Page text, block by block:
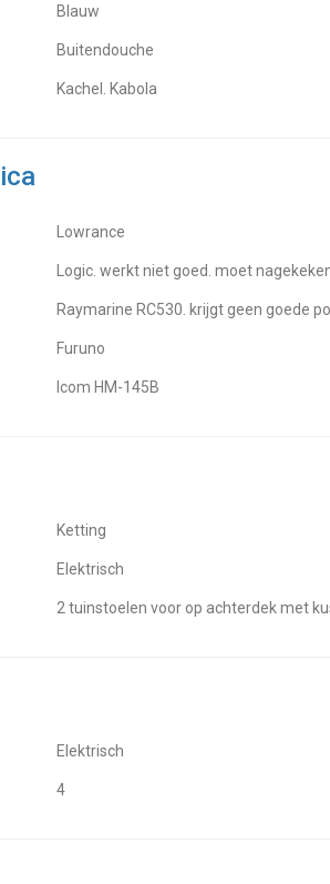
Blauw
buitendouche
kachel. Kabola
Lowrance
Logic. werkt niet goed. moet
Raymarine RC530. krijgt geen goede
Furuno
Icom HM-145B
Ketting
Elektrisch
2 tuinstoelen voor op achterdek met
Elektrisch
4